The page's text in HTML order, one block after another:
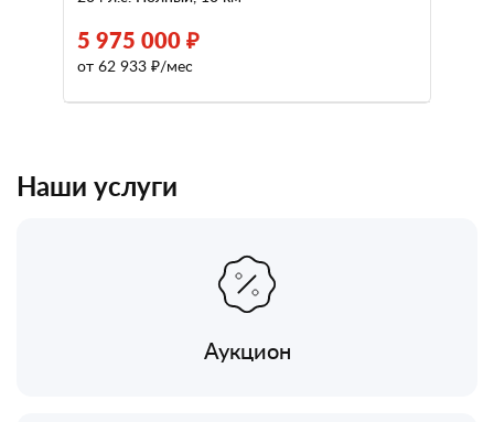
5 975 000 ₽
от 62 933 ₽/мес
Наши услуги
Аукцион